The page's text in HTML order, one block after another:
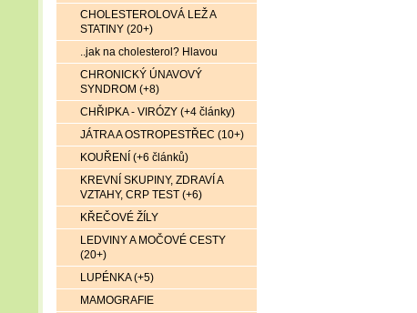
CHOLESTEROLOVÁ LEŽ A
STATINY (20+)
..jak na cholesterol? Hlavou
CHRONICKÝ ÚNAVOVÝ
SYNDROM (+8)
CHŘIPKA - VIRÓZY (+4 články)
JÁTRA A OSTROPESTŘEC (10+)
KOUŘENÍ (+6 článků)
KREVNÍ SKUPINY, ZDRAVÍ A
VZTAHY, CRP TEST (+6)
KŘEČOVÉ ŽÍLY
LEDVINY A MOČOVÉ CESTY
(20+)
LUPÉNKA (+5)
MAMOGRAFIE